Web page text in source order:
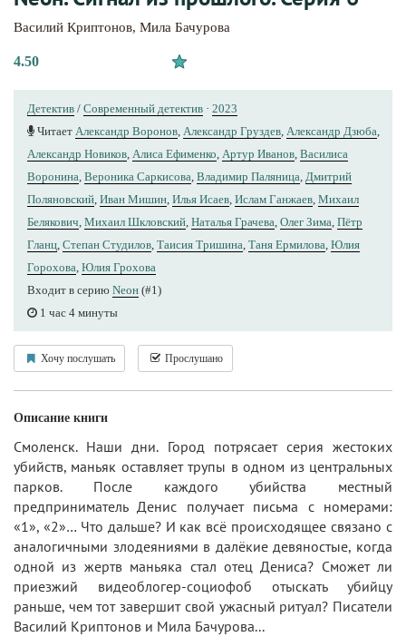
Василий Криптонов, Мила Бачурова
4.50
Детектив / Современный детектив · 2023
Читает Александр Воронов, Александр Груздев, Александр Дзюба,
Александр Новиков, Алиса Ефименко, Артур Иванов, Василиса
Воронина, Вероника Саркисова, Владимир Паляница, Дмитрий
Поляновский, Иван Мишин, Илья Исаев, Ислам Ганжаев, Михаил
Белякович, Михаил Шкловский, Наталья Грачева, Олег Зима, Пётр
Гланц, Степан Студилов, Таисия Тришина, Таня Ермилова, Юлия
Горохова, Юлия Грохова
Входит в серию Nеон (#1)
1 час 4 минуты
Хочу послушать Прослушано
Описание книги
Смоленск. Наши дни. Город потрясает серия жестоких
убийств, маньяк оставляет трупы в одном из центральных
парков. После каждого убийства местный
предприниматель Денис получает письма с номерами:
«1», «2»… Что дальше? И как всё происходящее связано с
аналогичными злодеяниями в далёкие девяностые, когда
одной из жертв маньяка стал отец Дениса? Сможет ли
приезжий видеоблогер-социофоб отыскать убийцу
раньше, чем тот завершит свой ужасный ритуал? Писатели
Василий Криптонов и Мила Бачурова...